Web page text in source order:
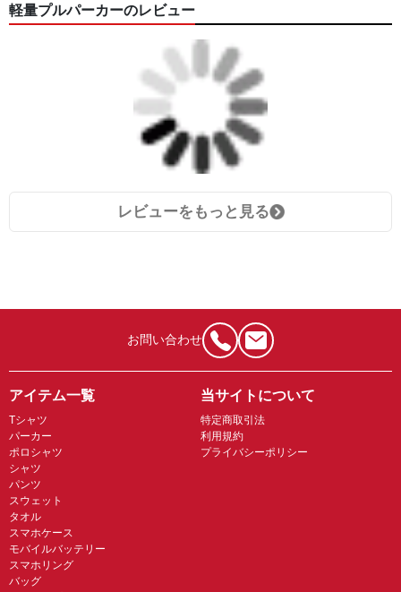
軽量プルパーカーのレビュー
レビューをもっと見る
お問い合わせ
アイテム一覧
Tシャツ
パーカー
ポロシャツ
シャツ
パンツ
スウェット
タオル
スマホケース
モバイルバッテリー
スマホリング
バッグ
当サイトについて
特定商取引法
利用規約
プライバシーポリシー